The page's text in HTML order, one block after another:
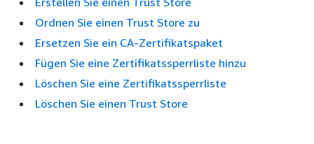
Ordnen Sie einen Trust Store zu
Ersetzen Sie ein CA-Zertifikatspaket
Fügen Sie eine Zertifikatssperrliste hinzu
Löschen Sie eine Zertifikatssperrliste
Löschen Sie einen Trust Store